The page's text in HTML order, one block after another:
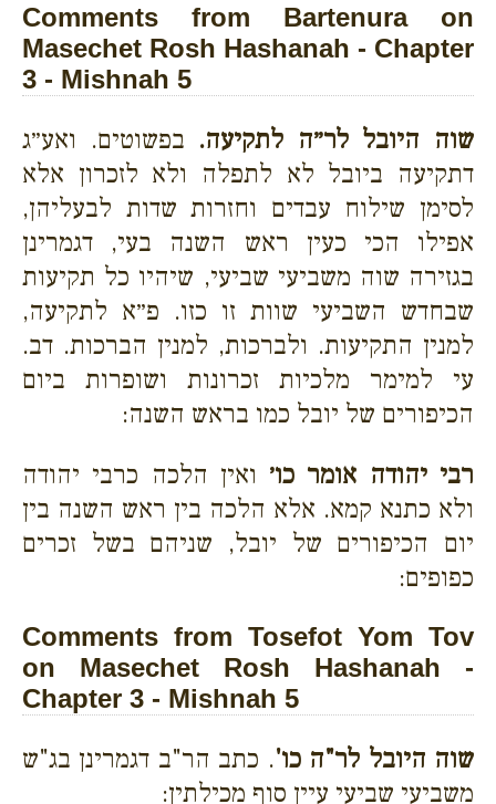
Comments from Bartenura on
Masechet Rosh Hashanah - Chapter
3 - Mishnah 5
שוה היובל לר״ה לתקיעה. בפשוטים. ואע״ג
דתקיעה ביובל לא לתפלה ולא לזכרון אלא
לסימן שילוח עבדים וחזרות שדות לבעליהן,
אפילו הכי כעין ראש השנה בעי, דגמרינן
בגזירה שוה משביעי שביעי, שיהיו כל תקיעות
שבחדש השביעי שוות זו כזו. פ״א לתקיעה,
למנין התקיעות. ולברכות, למנין הברכות. דב.
עי למימר מלכיות זכרונות ושופרות ביום
הכיפורים של יובל כמו בראש השנה:
רבי יהודה אומר כו׳ ואין הלכה כרבי יהודה
ולא כתנא קמא. אלא הלכה בין ראש השנה בין
יום הכיפורים של יובל, שניהם בשל זכרים
כפופים:
Comments from Tosefot Yom Tov
on Masechet Rosh Hashanah -
Chapter 3 - Mishnah 5
שוה היובל לר"ה כו'. כתב הר"ב דגמרינן בג"ש
משביעי שביעי עיין סוף מכילתין: